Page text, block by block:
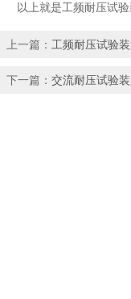
以上就是工频耐压试验
上一篇： 工频耐压试验
下一篇： 交流耐压试验